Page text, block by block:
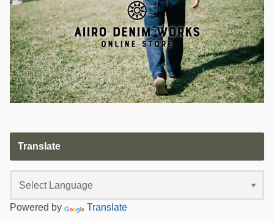
Translate
Powered by Translate